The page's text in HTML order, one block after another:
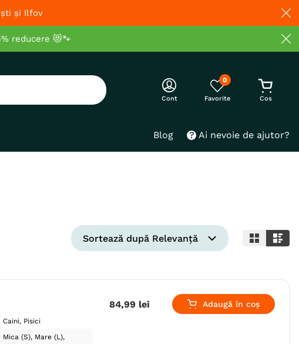
și Ilfov
reducere 😻🐾
Cont
0
Blog Ai nevoie de ajutor?
Sortează după Relevanță
Caini Pisici
Mica (S) Mare (L)
84,99 lei Adaugă în coș